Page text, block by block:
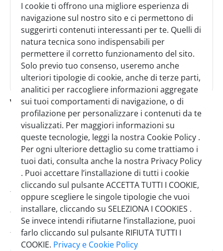
I cookie ti offrono una migliore esperienza di
navigazione sul nostro sito e ci permettono di
suggerirti contenuti interessanti per te. Quelli di
natura tecnica sono indispensabili per
permettere il corretto funzionamento del sito.
Solo previo tuo consenso, useremo anche
ulteriori tipologie di cookie, anche di terze parti,
analitici per raccogliere informazioni aggregate
sui tuoi comportamenti di navigazione, o di
profilazione per personalizzare i contenuti da te
visualizzati. Per maggiori informazioni su
queste tecnologie, leggi la nostra Cookie Policy .
Per ogni ulteriore dettaglio su come trattiamo i
tuoi dati, consulta anche la nostra Privacy Policy
. Puoi accettare l’installazione di tutti i cookie
cliccando sul pulsante ACCETTA TUTTI I COOKIE,
oppure scegliere le singole tipologie che vuoi
installare, cliccando su SELEZIONA I COOKIES .
Se invece intendi rifiutarne l’installazione, puoi
farlo cliccando sul pulsante RIFIUTA TUTTI I
COOKIE. Privacy e Cookie Policy
vaschetta fritti street food 23x18x5
125 pz
SINGOLO
1 Pezzo
CARTONE
Codice: 0355500
Pezzi per cartone: 4
Scadenza minima: 27/04/2029